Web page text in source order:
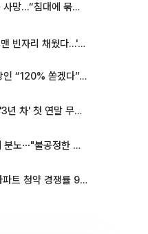
천안 교회서 11세 아동 사망…“침대에 묶여 있었다” 진술 확보
'불명' 문세윤, 故 터틀맨 빈자리 채웠다…'거북이' 눈물의 최종 우승
AT마드리드 ‘7번’ 이강인 “120% 쏟겠다”⋯시메오네 감독 “필요한 선수”
'전참시' 리센느, 데뷔 '3년 차' 첫 연말 무대 오른다⋯"그동안 섭외 안 와"
한정수, 황정민 사태에 분노⋯"불공정한 게임, 폭로자도 오픈 하라"
10대 건설사 브랜드 아파트 청약 경쟁률 9.85대 1…일반 단지의 4배